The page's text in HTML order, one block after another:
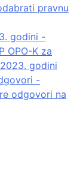
pravnu
godini -
OPO-K za
godini
-
odgovori na